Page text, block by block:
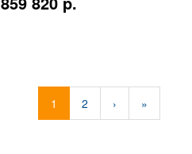
1 2 › »